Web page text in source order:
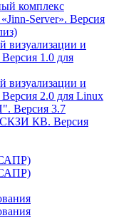
комплекс
Server». Версия
визуализации и
1.0 для
визуализации и
2.0 для Linux
Версия 3.7
КВ. Версия